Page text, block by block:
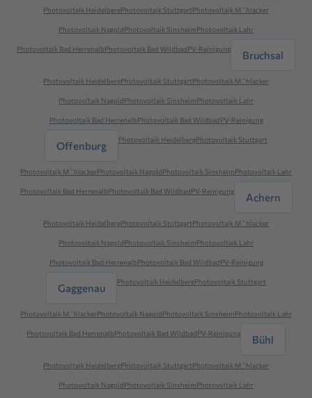
Photovoltaik HeidelbergPhotovoltaik StuttgartPhotovoltaik M˜hlacker
Photovoltaik NagoldPhotovoltaik SinsheimPhotovoltaik Lahr
Photovoltaik Bad HerrenalbPhotovoltaik Bad WildbadPV-Reinigung Bruchsal
Photovoltaik HeidelbergPhotovoltaik StuttgartPhotovoltaik M˜hlacker
Photovoltaik NagoldPhotovoltaik SinsheimPhotovoltaik Lahr
Photovoltaik Bad HerrenalbPhotovoltaik Bad WildbadPV-Reinigung
Offenburg Photovoltaik HeidelbergPhotovoltaik Stuttgart
Photovoltaik M˜hlackerPhotovoltaik NagoldPhotovoltaik SinsheimPhotovoltaik Lahr
Photovoltaik Bad HerrenalbPhotovoltaik Bad WildbadPV-Reinigung Achern
Photovoltaik HeidelbergPhotovoltaik StuttgartPhotovoltaik M˜hlacker
Photovoltaik NagoldPhotovoltaik SinsheimPhotovoltaik Lahr
Photovoltaik Bad HerrenalbPhotovoltaik Bad WildbadPV-Reinigung
Gaggenau Photovoltaik HeidelbergPhotovoltaik Stuttgart
Photovoltaik M˜hlackerPhotovoltaik NagoldPhotovoltaik SinsheimPhotovoltaik Lahr
Photovoltaik Bad HerrenalbPhotovoltaik Bad WildbadPV-Reinigung Bühl
Photovoltaik HeidelbergPhotovoltaik StuttgartPhotovoltaik M˜hlacker
Photovoltaik NagoldPhotovoltaik SinsheimPhotovoltaik Lahr